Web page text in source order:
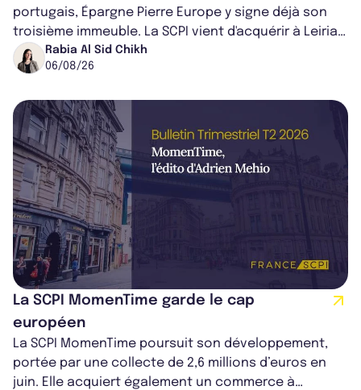
portugais, Épargne Pierre Europe y signe déjà son
troisième immeuble. La SCPI vient d'acquérir à Leiria,
dans le centre du pays, un établis...
Rabia Al Sid Chikh
06/08/26
La SCPI MomenTime garde le cap
européen
La SCPI MomenTime poursuit son développement,
portée par une collecte de 2,6 millions d’euros en
juin. Elle acquiert également un commerce à